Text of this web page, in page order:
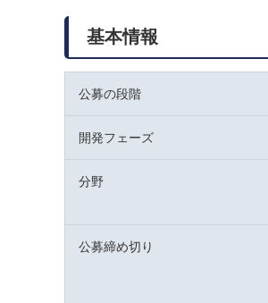
基本情報
公募の段階
開発フェーズ
分野
公募締め切り